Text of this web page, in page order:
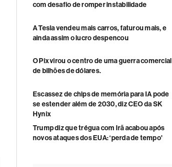
com desafio de romper instabilidade
A Tesla vendeu mais carros, faturou mais, e
ainda assim o lucro despencou
O Pix virou o centro de uma guerra comercial
de bilhões de dólares.
Escassez de chips de memória para IA pode
se estender além de 2030, diz CEO da SK
Hynix
Trump diz que trégua com Irã acabou após
novos ataques dos EUA: ‘perda de tempo'